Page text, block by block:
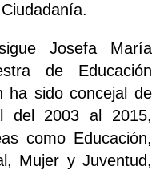
Josefa María
de Educación
ha sido concejal de
del 2003 al 2015,
como Educación,
Mujer y Juventud,